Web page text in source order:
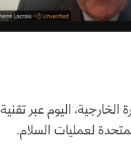
اليوم عبر تقنية
لعمليات السلام.